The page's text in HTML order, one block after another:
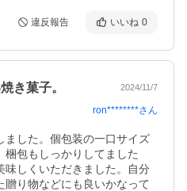
違反報告 いいね 0
き菓子。 2024/11/7
ron********さん
ました。個包装の一口サイズ
包もしっかりしてました
味しくいただきました。自分
贈り物などにも良いかなって